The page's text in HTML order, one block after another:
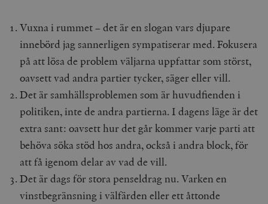
Vuxna i rummet – det är en slogan vars djupare
innebörd jag sannerligen sympatiserar med. Fokusera
på att lösa de problem väljarna uppfattar som störst,
oavsett vad andra partier tycker, säger eller vill.
Det är samhällsproblemen som är huvudfienden i
politiken, inte de andra partierna. I dagens läge är det
extra sant: oavsett hur det går kommer varje parti att
behöva söka stöd hos andra, också i andra block, för
att få igenom delar av vad de vill.
Det är dags för stora penseldrag nu. Varken en
vinstbegränsning i välfärden eller ett åttonde